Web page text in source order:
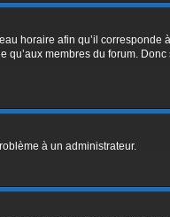
horaire afin qu’il corresponde
qu’aux membres du forum. Donc
à un administrateur.